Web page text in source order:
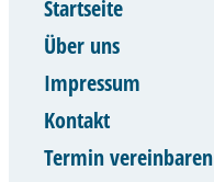
Startseite
Über uns
Impressum
Kontakt
Termin vereinbaren